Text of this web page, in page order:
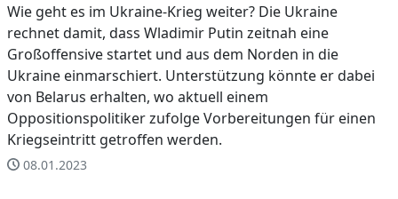
Wie geht es im Ukraine-Krieg weiter? Die Ukraine
rechnet damit, dass Wladimir Putin zeitnah eine
Großoffensive startet und aus dem Norden in die
Ukraine einmarschiert. Unterstützung könnte er dabei
von Belarus erhalten, wo aktuell einem
Oppositionspolitiker zufolge Vorbereitungen für einen
Kriegseintritt getroffen werden.
08.01.2023